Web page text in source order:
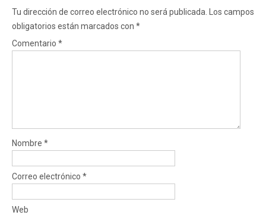
Tu dirección de correo electrónico no será publicada.
Los campos
obligatorios están marcados con *
Comentario *
Nombre *
Correo electrónico *
Web